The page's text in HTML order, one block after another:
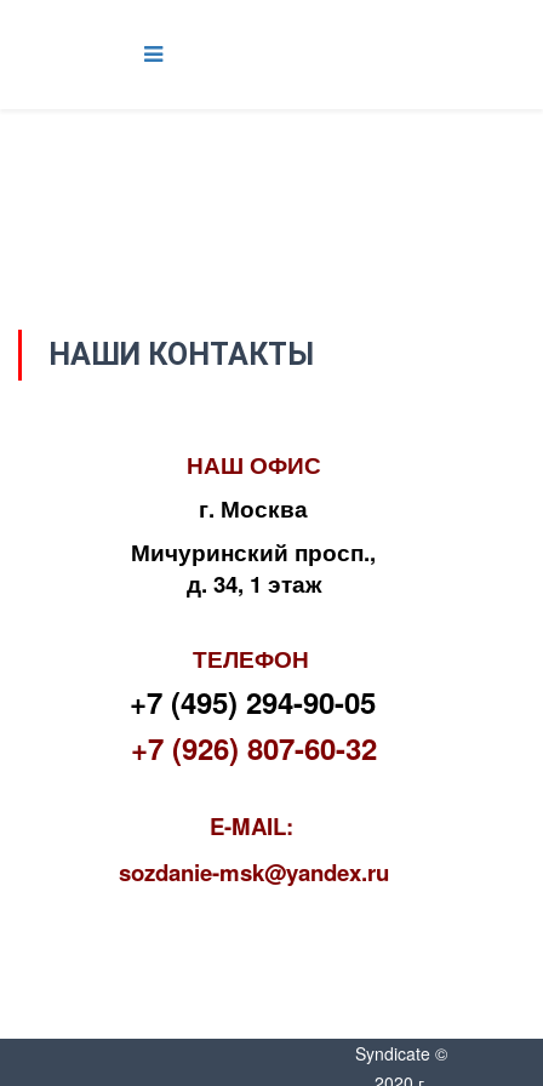
НАШИ КОНТАКТЫ
НАШ ОФИС
г. Москва
Мичуринский просп.,
д. 34, 1 этаж
ТЕЛЕФОН
+7 (495) 294-90-05
+7 (926) 807-60-32
E-MAIL:
sozdanie-msk@yandex.ru
Syndicate ©